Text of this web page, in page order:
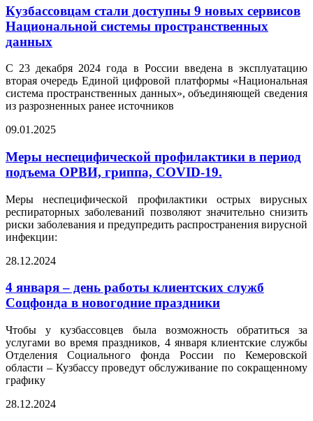
Кузбассовцам стали доступны 9 новых сервисов
Национальной системы пространственных
данных
С 23 декабря 2024 года в России введена в эксплуатацию
вторая очередь Единой цифровой платформы «Национальная
система пространственных данных», объединяющей сведения
из разрозненных ранее источников
09.01.2025
Меры неспецифической профилактики в период
подъема ОРВИ, гриппа, COVID-19.
Меры неспецифической профилактики острых вирусных
респираторных заболеваний позволяют значительно снизить
риски заболевания и предупредить распространения вирусной
инфекции:
28.12.2024
4 января – день работы клиентских служб
Соцфонда в новогодние праздники
Чтобы у кузбассовцев была возможность обратиться за
услугами во время праздников, 4 января клиентские службы
Отделения Социального фонда России по Кемеровской
области – Кузбассу проведут обслуживание по сокращенному
графику
28.12.2024